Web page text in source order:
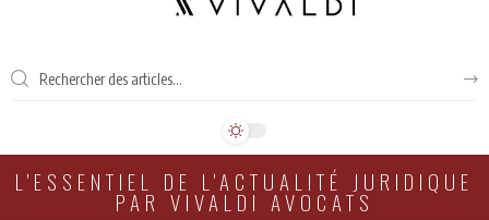
L'ESSENTIEL DE L'ACTUALITÉ JURIDIQUE
PAR VIVALDI AVOCATS